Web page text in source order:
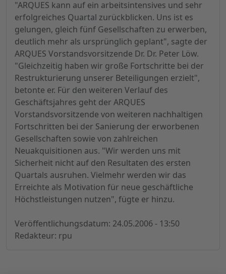
"ARQUES kann auf ein arbeitsintensives und sehr
erfolgreiches Quartal zurückblicken. Uns ist es
gelungen, gleich fünf Gesellschaften zu erwerben,
deutlich mehr als ursprünglich geplant", sagte der
ARQUES Vorstandsvorsitzende Dr. Dr. Peter Löw.
"Gleichzeitig haben wir große Fortschritte bei der
Restrukturierung unserer Beteiligungen erzielt",
betonte er. Für den weiteren Verlauf des
Geschäftsjahres geht der ARQUES
Vorstandsvorsitzende von weiteren nachhaltigen
Fortschritten bei der Sanierung der erworbenen
Gesellschaften sowie von zahlreichen
Neuakquisitionen aus. "Wir werden uns mit
Sicherheit nicht auf den Resultaten des ersten
Quartals ausruhen. Vielmehr werden wir das
Erreichte als Motivation für neue geschäftliche
Höchstleistungen nutzen", fügte er hinzu.
Veröffentlichungsdatum: 24.05.2006 - 13:50
Redakteur: rpu